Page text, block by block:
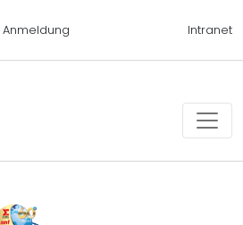
Anmeldung Intranet